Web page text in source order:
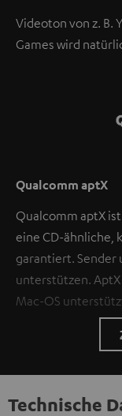
Videoton von z. B.
Games wird
Qualcomm aptX
Qualcomm aptX
eine CD-ähnliche,
garantiert. Sender
unterstützen.
Mac-OS
Technische